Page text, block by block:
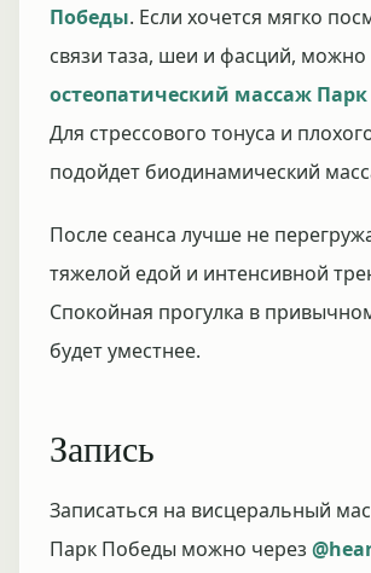
Победы. Если хочется мягко
связи таза, шеи и фасций,
остеопатический массаж
Для стрессового тонуса и
подойдет биодинамический
После сеанса лучше не
тяжелой едой и интенсивной
Спокойная прогулка в
будет уместнее.
Запись
Записаться на висцеральный
Парк Победы можно через